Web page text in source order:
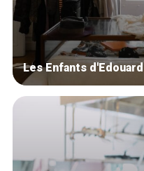
Les Enfants d'Edouard